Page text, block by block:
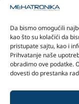
Da bismo omogućili
kao što su kolačići da
pristupate sajtu, kao i
Prihvatanje naše
obradimo ove podatke.
dovesti do prestanka
SLANJE
ELEKTRONSKA
magazin
Stanoja